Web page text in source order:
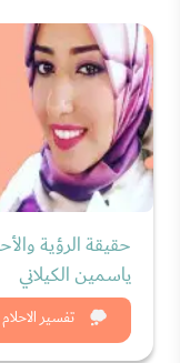
تفسير الاحلام
حقيقة الرؤية
ياسمين الكيلاني
شاهد الان